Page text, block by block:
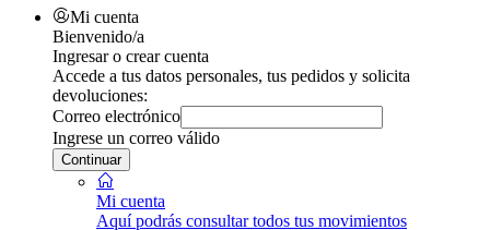
Mi cuenta
Bienvenido/a
Ingresar o crear cuenta
Accede a tus datos personales, tus pedidos y solicita
devoluciones:
Correo electrónico
Ingrese un correo válido
Continuar
Mi cuenta
Aquí podrás consultar todos tus movimientos